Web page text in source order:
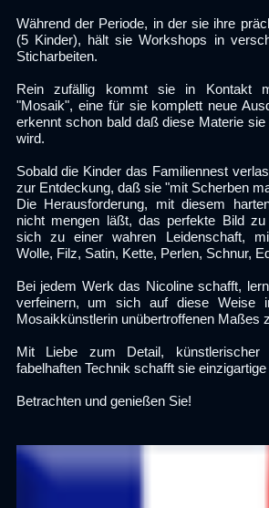
Während der Periode, in der sie ihre
(5 Kinder), hält sie Workshops in
Sticharbeiten.
Rein zufällig kommt sie in Kontakt
"Mosaik", eine für sie komplett neue
erkennt schon bald daß diese Materie
wird.
Sobald die Kinder das Familiennest
zur Entdeckung, daß sie "mit Scherben
Die Herausforderung, mit diesem
nicht mengen läßt, das perfekte Bild zu
sich zu einer wahren Leidenschaft,
Wolle, Filz, Satin, Kette, Perlen, Schnur,
Bei jedem Werk das Nicoline schafft,
verfeinern, um sich auf diese Weise
Mosaikkünstlerin unübertroffenen Maßes
Mit Liebe zum Detail,
fabelhaften Technik schafft sie
Betrachten und genießen Sie!